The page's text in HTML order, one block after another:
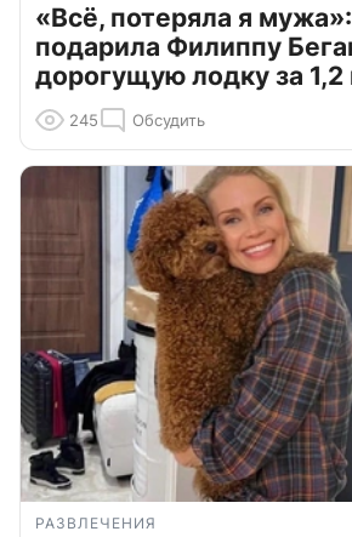
«Всё, потеряла я
подарила Филиппу
дорогущую лодку за
245 Обсудить
РАЗВЛЕЧЕНИЯ